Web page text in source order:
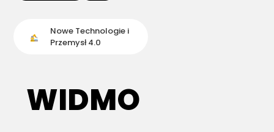
Nowe Technologie i
Przemysł 4.0
WIDMO